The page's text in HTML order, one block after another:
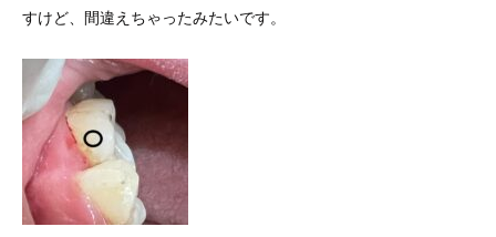
すけど、間違えちゃったみたいです。